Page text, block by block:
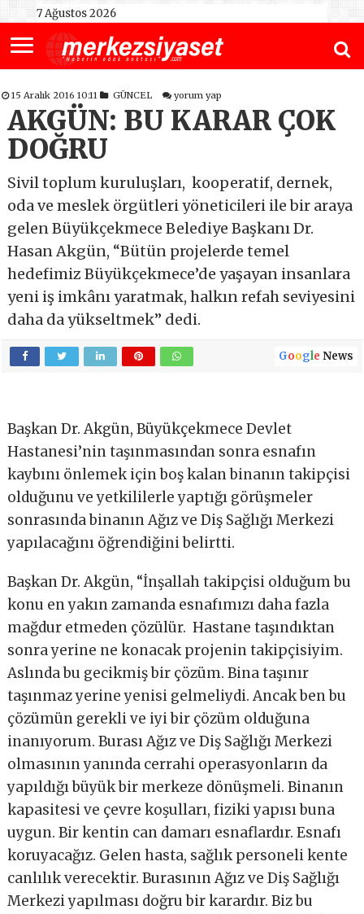
7 Ağustos 2026
15 Aralık 2016 10:11 GÜNCEL yorum yap
AKGÜN: BU KARAR ÇOK
DOĞRU
Sivil toplum kuruluşları, kooperatif, dernek,
oda ve meslek örgütleri yöneticileri ile bir araya
gelen Büyükçekmece Belediye Başkanı Dr.
Hasan Akgün, “Bütün projelerde temel
hedefimiz Büyükçekmece’de yaşayan insanlara
yeni iş imkânı yaratmak, halkın refah seviyesini
daha da yükseltmek” dedi.
Google News
Başkan Dr. Akgün, Büyükçekmece Devlet
Hastanesi’nin taşınmasından sonra esnafın
kaybını önlemek için boş kalan binanın takipçisi
olduğunu ve yetkililerle yaptığı görüşmeler
sonrasında binanın Ağız ve Diş Sağlığı Merkezi
yapılacağını öğrendiğini belirtti.
Başkan Dr. Akgün, “İnşallah takipçisi olduğum bu
konu en yakın zamanda esnafımızı daha fazla
mağdur etmeden çözülür. Hastane taşındıktan
sonra yerine ne konacak projenin takipçisiyim.
Aslında bu gecikmiş bir çözüm. Bina taşınır
taşınmaz yerine yenisi gelmeliydi. Ancak ben bu
çözümün gerekli ve iyi bir çözüm olduğuna
inanıyorum. Burası Ağız ve Diş Sağlığı Merkezi
olmasının yanında cerrahi operasyonların da
yapıldığı büyük bir merkeze dönüşmeli. Binanın
kapasitesi ve çevre koşulları, fiziki yapısı buna
uygun. Bir kentin can damarı esnaflardır. Esnafı
koruyacağız. Gelen hasta, sağlık personeli kente
canlılık verecektir. Burasının Ağız ve Diş Sağlığı
Merkezi yapılması doğru bir karardır. Biz bu